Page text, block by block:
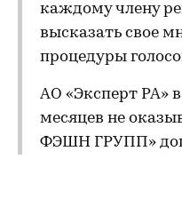
каждому члену
высказать свое
процедуры
АО «Эксперт РА»
месяцев не
ФЭШН ГРУПП»